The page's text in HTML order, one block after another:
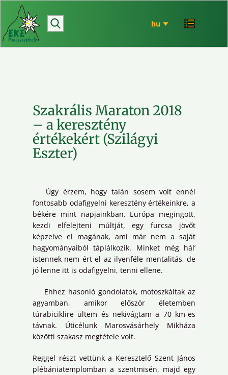
hírek
bemutatkozó
EKE történet
ökó
Szakrális Maraton 2018
– a keresztény
értékekért (Szilágyi
Eszter)
Úgy érzem, hogy talán sosem volt ennél
fontosabb odafigyelni keresztény értékeinkre, a
békére mint napjainkban. Európa megingott,
kezdi elfelejteni múltját, egy furcsa jövőt
képzelve el magának, ami már nem a saját
hagyományaiból táplálkozik. Minket még hál’
istennek nem ért el az ilyenféle mentalitás, de
jó lenne itt is odafigyelni, tenni ellene.
Ehhez hasonló gondolatok, motoszkáltak az
agyamban, amikor először életemben
túrabiciklire ültem és nekivágtam a 70 km-es
távnak. Úticélunk Marosvásárhely Mikháza
közötti szakasz megtétele volt.
Reggel részt vettünk a Keresztelő Szent János
plébániatemplomban a szentmisén, majd egy